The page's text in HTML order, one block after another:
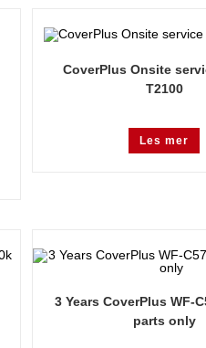
CoverPlus Onsite
T2100
Les mer
3 Years CoverPlus WF-
parts only